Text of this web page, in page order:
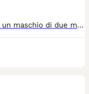
Disponibili cuccioli una femmina ed un maschio di due mesi ,pelo ruvido bianco tan Carattere tranquillo cresciuti in famiglia a stretto contatto con noi piccola taglia 5 /6 kg da adulto Ceduti solo a referenziati visibili con i genitori, test genetici e certificazione ufficiale displasia rotula nati in casa ed abituati alla traversa. Cuccioli socializzati,sani,allevati da famiglia di medico veterinario. Pedigree Roi Microchip, due trattamenti sverminanti e due vaccinazioni Vendita Con FATTURA. Tassativamente no commercianti, no spedizioni a sconosciuti, no allevatori